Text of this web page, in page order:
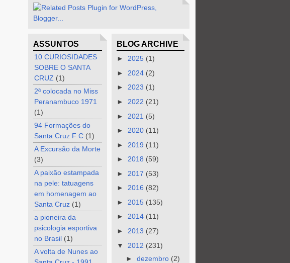
ASSUNTOS
10 CURIOSIDADES
SOBRE O SANTA
CRUZ (1)
2ª colocada no Miss
Peranambuco 1971
(1)
94 Formações do
Santa Cruz F C (1)
A Excursão da Morte
(3)
A paixão estampada
na pele: tatuagens
em homenagem ao
Santa Cruz (1)
a pioneira da
psicologia esportiva
no Brasil (1)
A volta de Nunes ao
BLOG ARCHIVE
►2025 (1)
► 2024 (2)
►2023 (1)
► 2022 (21)
► 2021 (5)
► 2020 (11)
► 2019 (11)
►2018 (59)
► 2017 (53)
►2016 (82)
► 2015 (135)
►2014 (11)
► 2013 (27)
▼ 2012 (231)
► dezembro (2)